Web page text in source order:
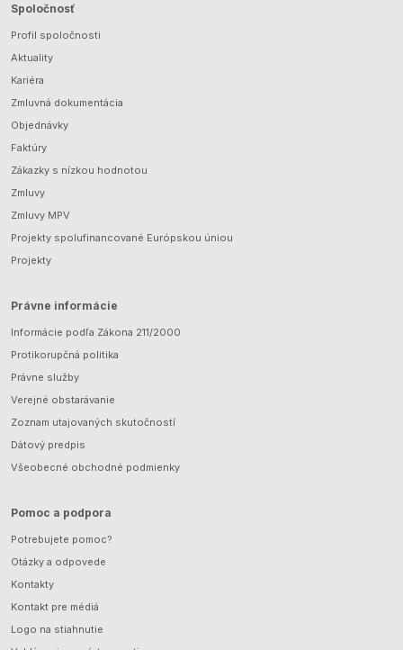
Spoločnosť
Profil spoločnosti
Aktuality
Kariéra
Zmluvná dokumentácia
Objednávky
Faktúry
Zákazky s nízkou hodnotou
Zmluvy
Zmluvy MPV
Projekty spolufinancované Európskou úniou
Projekty
Právne informácie
Informácie podľa Zákona 211/2000
Protikorupčná politika
Právne služby
Verejné obstarávanie
Zoznam utajovaných skutočností
Dátový predpis
Všeobecné obchodné podmienky
Pomoc a podpora
Potrebujete pomoc?
Otázky a odpovede
Kontakty
Kontakt pre médiá
Logo na stiahnutie